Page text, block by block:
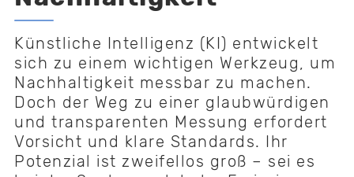
Künstliche Intelligenz (KI) entwickelt
sich zu einem wichtigen Werkzeug, um
Nachhaltigkeit messbar zu machen.
Doch der Weg zu einer glaubwürdigen
und transparenten Messung erfordert
Vorsicht und klare Standards. Ihr
Potenzial ist zweifellos groß – sei es